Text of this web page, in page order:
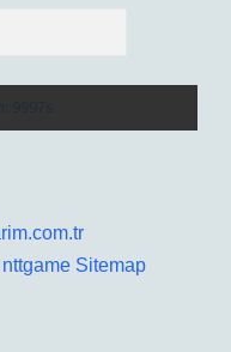
nttgame Sitemap